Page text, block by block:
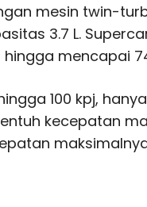
mesin twin-
3.7 L.
mencapai
100 kpj,
kecepatan